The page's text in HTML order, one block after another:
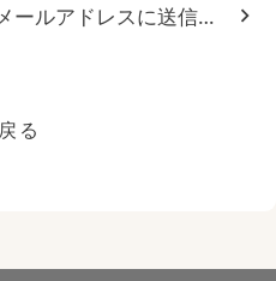
ールアドレスに送信する方
る